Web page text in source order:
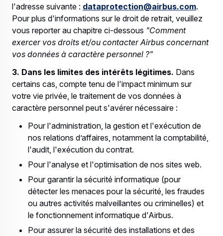
l'adresse suivante : dataprotection@airbus.com.
Pour plus d'informations sur le droit de retrait, veuillez
vous reporter au chapitre ci-dessous "Comment
exercer vos droits et/ou contacter Airbus concernant
vos données à caractère personnel ?"
3. Dans les limites des intérêts légitimes. Dans
certains cas, compte tenu de l'impact minimum sur
votre vie privée, le traitement de vos données à
caractère personnel peut s'avérer nécessaire :
Pour l'administration, la gestion et l'exécution de
nos relations d’affaires, notamment la comptabilité,
l'audit, l'exécution du contrat.
Pour l'analyse et l'optimisation de nos sites web.
Pour garantir la sécurité informatique (pour
détecter les menaces pour la sécurité, les fraudes
ou autres activités malveillantes ou criminelles) et
le fonctionnement informatique d'Airbus.
Pour assurer la sécurité des installations et des